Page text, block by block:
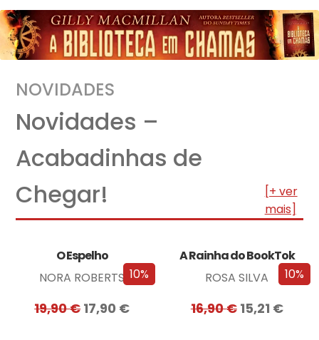
NOVIDADES
Novidades –
Acabadinhas de
Chegar!
[+ ver
mais]
10%
O Espelho
NORA ROBERTS
19,90€17,90 €
10%
A Rainha do BookTok
ROSA SILVA
16,90€ 15,21 €